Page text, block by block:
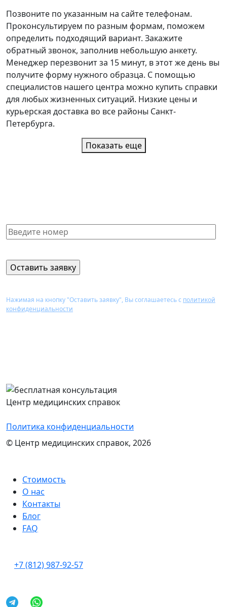
Позвоните по указанным на сайте телефонам.
Проконсультируем по разным формам, поможем
определить подходящий вариант. Закажите
обратный звонок, заполнив небольшую анкету.
Менеджер перезвонит за 15 минут, в этот же день вы
получите форму нужного образца. С помощью
специалистов нашего центра можно купить справки
для любых жизненных ситуаций. Низкие цены и
курьерская доставка во все районы Санкт-
Петербурга.
Показать еще
Нажимая на кнопку "Оставить заявку", Вы соглашаетесь с политикой
конфиденциальности
Центр медицинских справок
Политика конфиденциальности
© Центр медицинских справок, 2026
Стоимость
О нас
Контакты
Блог
FAQ
+7 (812) 987-92-57